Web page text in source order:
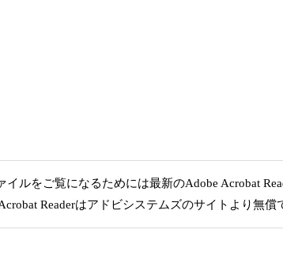
イルをご覧になるためには最新のAdobe Acrobat
Readerはアドビシステムズのサイトより無償
CLOSE